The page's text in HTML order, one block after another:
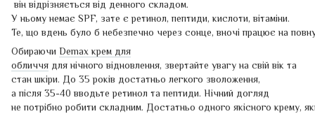
він відрізняється від денного складом.
У ньому немає SPF, зате є ретинол, пептиди, кислоти, вітаміни.
Те, що вдень було б небезпечно через сонце, вночі працює на
Обираючи Demax крем для
обличчя для нічного відновлення, звертайте увагу на свій вік та
стан шкіри. До 35 років достатньо легкого зволоження,
а після 35-40 вводьте ретинол та пептиди. Нічний догляд
не потрібно робити складним. Достатньо одного якісного крему,